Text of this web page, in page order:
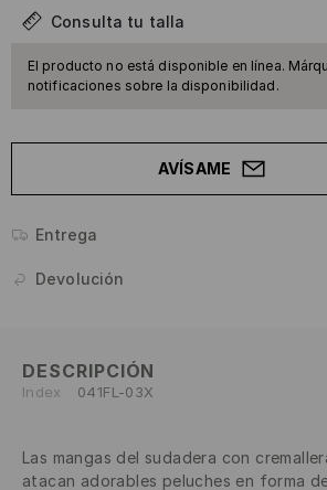
Consulta tu talla
El producto no está disponible en línea.
notificaciones sobre la disponibilidad.
AVÍSAME
Entrega
Devolución
DESCRIPCIÓN
Index 041FL-03X
Las mangas del sudadera con
atacan adorables peluches en forma